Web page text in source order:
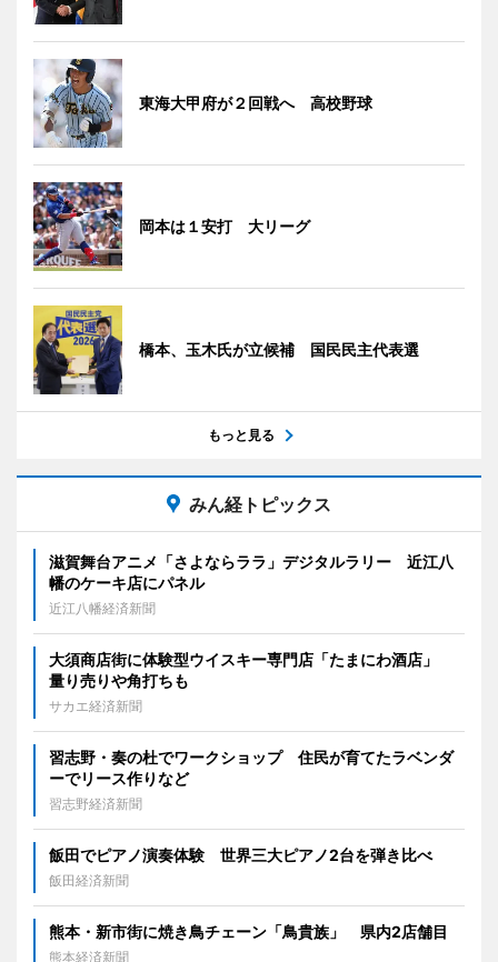
東海大甲府が２回戦へ 高校野球
岡本は１安打 大リーグ
橋本、玉木氏が立候補 国民民主代表選
もっと見る
みん経トピックス
滋賀舞台アニメ「さよならララ」デジタルラリー 近江八
幡のケーキ店にパネル
近江八幡経済新聞
大須商店街に体験型ウイスキー専門店「たまにわ酒店」
量り売りや角打ちも
サカエ経済新聞
習志野・奏の杜でワークショップ 住民が育てたラベンダ
ーでリース作りなど
習志野経済新聞
飯田でピアノ演奏体験 世界三大ピアノ2台を弾き比べ
飯田経済新聞
熊本・新市街に焼き鳥チェーン「鳥貴族」 県内2店舗目
熊本経済新聞